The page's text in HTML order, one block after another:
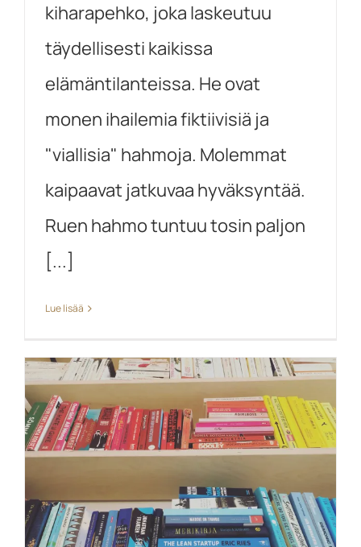
kiharapehko, joka laskeutuu
täydellisesti kaikissa
elämäntilanteissa. He ovat
monen ihailemia fiktiivisiä ja
"viallisia" hahmoja. Molemmat
kaipaavat jatkuvaa hyväksyntää.
Ruen hahmo tuntuu tosin paljon
[...]
Lue lisää